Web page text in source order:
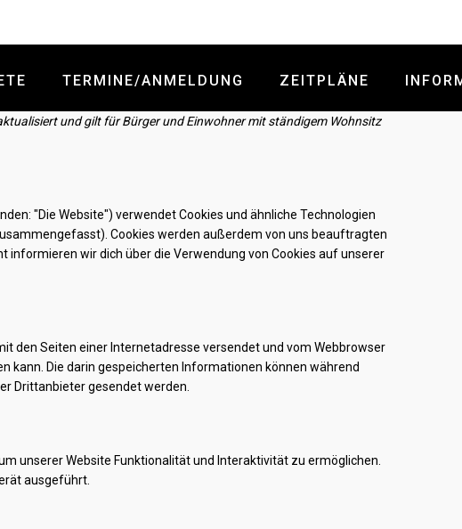
TERMINE/ANMELDUNG ZEITPLÄNE
und gilt für Bürger und Einwohner mit ständigem Wohnsitz
"Die Website") verwendet Cookies und ähnliche Technologien
Cookies werden außerdem von uns beauftragten
wir dich über die Verwendung von Cookies auf unserer
den Seiten einer Internetadresse versendet und vom Webbrowser
kann. Die darin gespeicherten Informationen können während
Drittanbieter gesendet werden.
unserer Website Funktionalität und Interaktivität zu ermöglichen.
ausgeführt.